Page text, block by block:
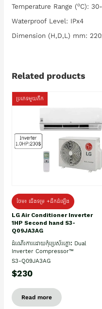
Temperature Range (oC):
Waterproof Level: IPx4
Dimension (H,D,L) mm:
Related products
ប្រភេទមួយតឹក
ថែម៖ ជើងទម្រ +ដឹកដំឡើង
LG Air Conditioner Inverter
1HP Second hand S3-
Q09JA3AG
ដំណើរការដោយកុំប្រេស័រភ្លោះ Dual
Inverter Compressor™
S3-Q09JA3AG
$230
Read more